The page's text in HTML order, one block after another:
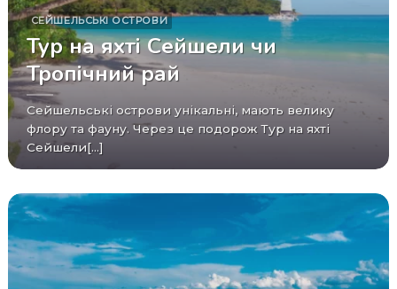
СЕЙШЕЛЬСЬКІ ОСТРОВИ
Тур на яхті Сейшели чи
Тропічний рай
Сейшельські острови унікальні, мають велику
флору та фауну. Через це подорож Тур на яхті
Сейшели[...]